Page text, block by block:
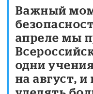
Важный
апреле мы
одни
на август,